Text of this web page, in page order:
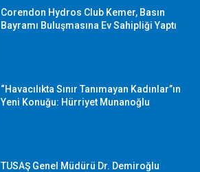
Corendon Hydros Club Kemer, Basın
Bayramı Buluşmasına Ev Sahipliği Yaptı
“Havacılıkta Sınır Tanımayan Kadınlar”ın
Yeni Konuğu: Hürriyet Munanoğlu
TUSAŞ Genel Müdürü Dr. Demiroğlu